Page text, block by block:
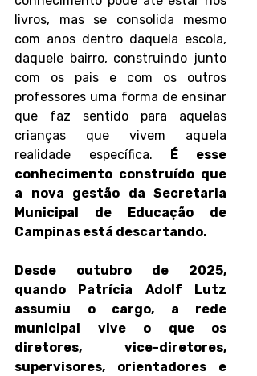
livros, mas se consolida mesmo
com anos dentro daquela escola,
daquele bairro, construindo junto
com os pais e com os outros
professores uma forma de ensinar
que faz sentido para aquelas
crianças que vivem aquela
realidade específica.
É esse
conhecimento construído que
a nova gestão da Secretaria
Municipal de Educação de
Campinas está descartando.
Desde outubro de 2025,
quando Patrícia Adolf Lutz
assumiu o cargo, a rede
municipal vive o que os
diretores, vice-diretores,
supervisores, orientadores e